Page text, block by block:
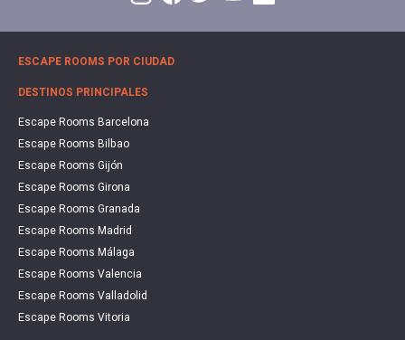
ESCAPE ROOMS POR CIUDAD
DESTINOS PRINCIPALES
Escape Rooms Barcelona
Escape Rooms Bilbao
Escape Rooms Gijón
Escape Rooms Girona
Escape Rooms Granada
Escape Rooms Madrid
Escape Rooms Málaga
Escape Rooms Valencia
Escape Rooms Valladolid
Escape Rooms Vitoria